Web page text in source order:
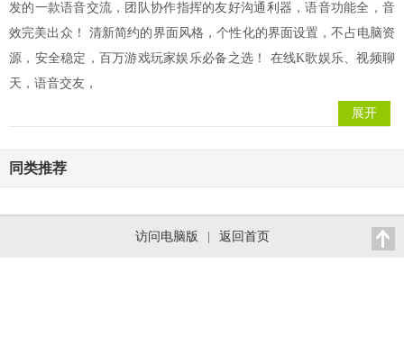
发的一款语音交流，团队协作指挥的友好沟通利器，语音功能全，音
效完美出众！ 清新简约的界面风格，个性化的界面设置，不占电脑资
源，安全稳定，百万游戏玩家娱乐必备之选！ 在线K歌娱乐、视频聊
天，语音交友，
展开
同类推荐
访问电脑版 返回首页